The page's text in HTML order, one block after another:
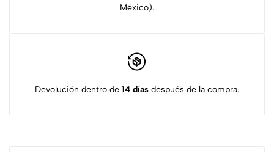
México).
Devolución dentro de 14 días después de la compra.